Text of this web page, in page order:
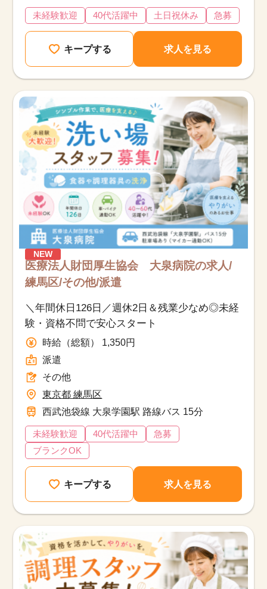
未経験歓迎 40代活躍中 土日祝休み 急募
キープする 求人を見る
NEW
医療法人財団厚生協会 大泉病院の求人/
練馬区/その他/派遣
＼年間休日126日／週休2日＆残業少なめ◎未経
験・資格不問で安心スタート
時給（総額） 1,350円
派遣
その他
東京都 練馬区
西武池袋線 大泉学園駅 路線バス 15分
未経験歓迎 40代活躍中
急募
ブランクOK
キープする 求人を見る